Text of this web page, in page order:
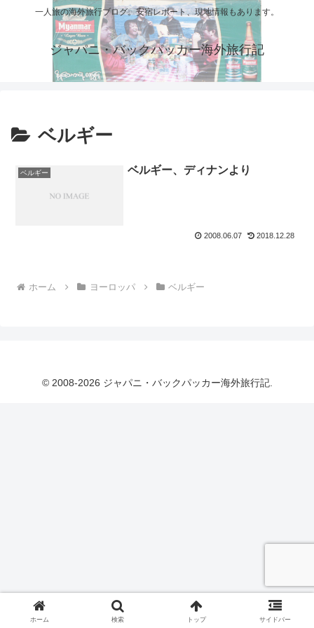
一人旅の海外旅行ブログ。安宿レポート、現地情報もあります。
ジャパニ・バックパッカー海外旅行記
ベルギー
ベルギー ベルギー、ディナンより
2008.06.07 2018.12.28
ホーム ヨーロッパ ベルギー
© 2008-2026 ジャパニ・バックパッカー海外旅行記.
ホーム 検索 トップ サイドバー